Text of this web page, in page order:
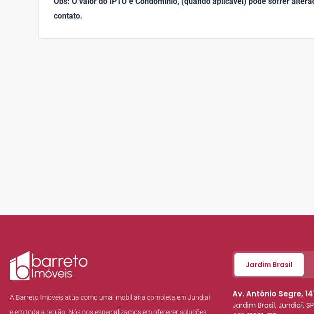
contato.
A Barreto Imóveis atua como uma imobiliária completa em Jundiaí
e em toda a região. Nós nos especializamos em oferecer soluções
Jardim Brasil
Av. Antônio Segre,
Jardim Brasil, Jundiaí, SP